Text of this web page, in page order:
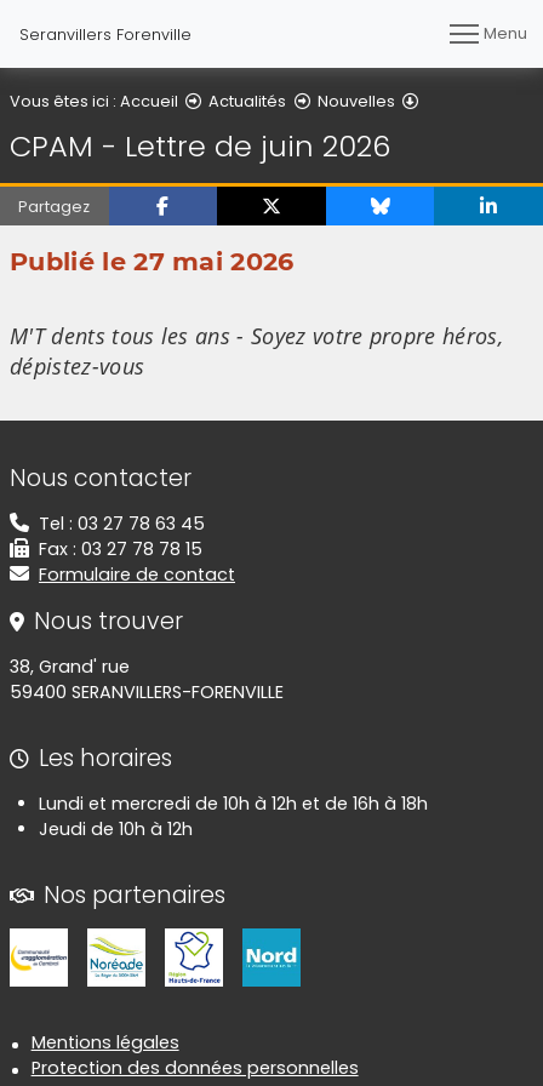
Seranvillers Forenville Menu
Vous êtes ici : Accueil Actualités Nouvelles
CPAM - Lettre de juin 2026
Partagez
Publié le 27 mai 2026
M'T dents tous les ans - Soyez votre propre héros,
dépistez-vous
Informations de contact
Nous contacter
Tel : 03 27 78 63 45
Fax : 03 27 78 78 15
Formulaire de contact
Nous trouver
38, Grand' rue
59400 SERANVILLERS-FORENVILLE
Les horaires
Lundi et mercredi de 10h à 12h et de 16h à 18h
Jeudi de 10h à 12h
Nos partenaires
Informations réglementaires
Mentions légales
Protection des données personnelles